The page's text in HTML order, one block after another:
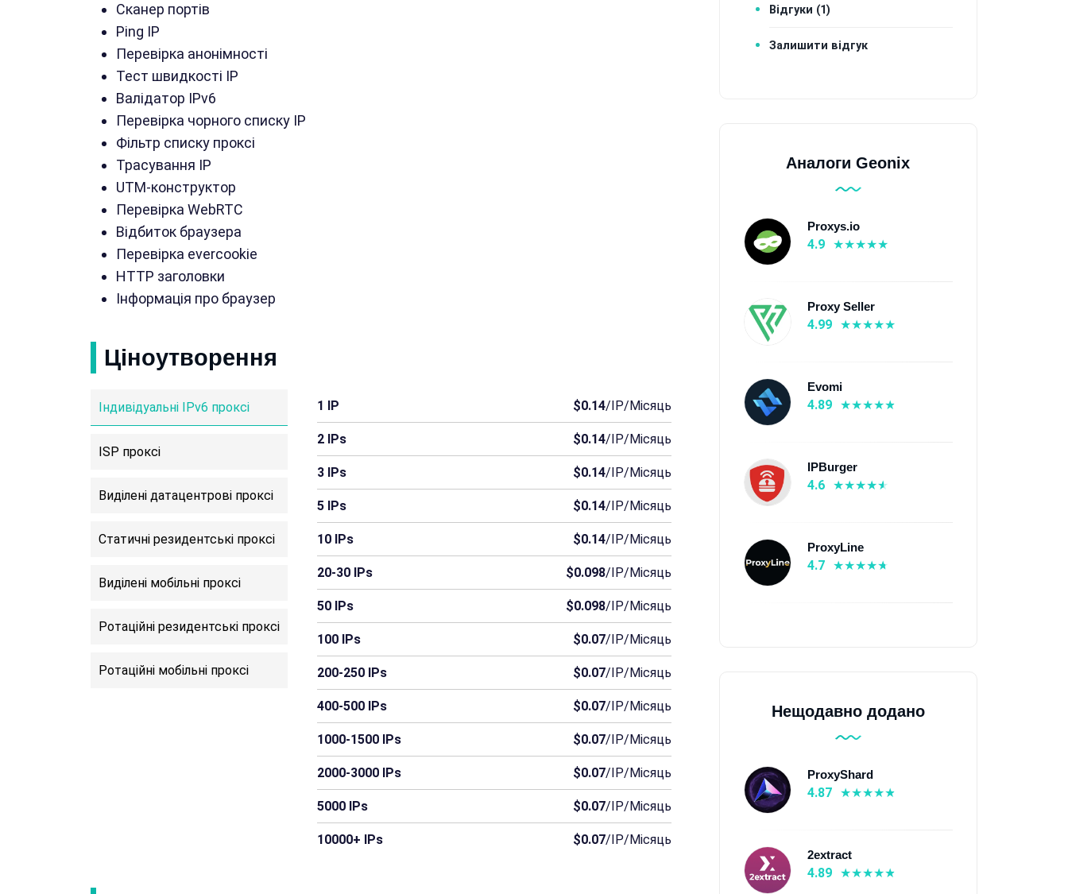
Сканер портів
Ping IP
Перевірка анонімності
Тест швидкості IP
Валідатор IPv6
Перевірка чорного списку IP
Фільтр списку проксі
Трасування IP
UTM-конструктор
Перевірка WebRTC
Відбиток браузера
Перевірка evercookie
HTTP заголовки
Інформація про браузер
Ціноутворення
Індивідуальні IPv6 проксі
ISP проксі
Виділені датацентрові проксі
Статичні резидентські проксі
Виділені мобільні проксі
Ротаційні резидентські проксі
Ротаційні мобільні проксі
1 IP $0.14/IP/Місяць
2 IPs $0.14/IP/Місяць
3 IPs $0.14/IP/Місяць
5 IPs $0.14/IP/Місяць
10 IPs $0.14/IP/Місяць
20-30 IPs $0.098/IP/Місяць
50 IPs $0.098/IP/Місяць
100 IPs $0.07/IP/Місяць
200-250 IPs $0.07/IP/Місяць
400-500 IPs $0.07/IP/Місяць
1000-1500 IPs $0.07/IP/Місяць
2000-3000 IPs $0.07/IP/Місяць
5000 IPs $0.07/IP/Місяць
10000+ IPs $0.07/IP/Місяць
Відгуки (1)
Залишити відгук
Аналоги Geonix
Proxys.io
4.9
Proxy Seller
4.99
Evomi
4.89
IPBurger
4.6
ProxyLine
4.7
Нещодавно додано
ProxyShard
4.87
2extract
4.89